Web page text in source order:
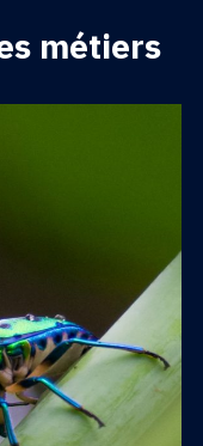
métiers